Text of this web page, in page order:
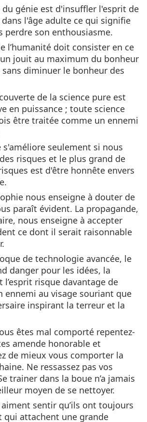
du génie est d'insuffler l'esprit de
dans l'âge adulte ce qui signifie
perdre son enthousiasme.
l’humanité doit consister en ce
jouit au maximum du bonheur
diminuer le bonheur des
de la science pure est
en puissance ; toute science
être traitée comme un ennemi
s'améliore seulement si nous
risques et le plus grand de
est d'être honnête envers
nous enseigne à douter de
paraît évident. La propagande,
nous enseigne à accepter
ce dont il serait raisonnable
de technologie avancée, le
danger pour les idées, la
l’esprit risque davantage de
ennemi au visage souriant que
inspirant la terreur et la
êtes mal comporté repentez-
amende honorable et
de mieux vous comporter la
Ne ressassez pas vos
trainer dans la boue n’a jamais
moyen de se nettoyer.
aiment sentir qu’ils ont toujours
qui attachent une grande